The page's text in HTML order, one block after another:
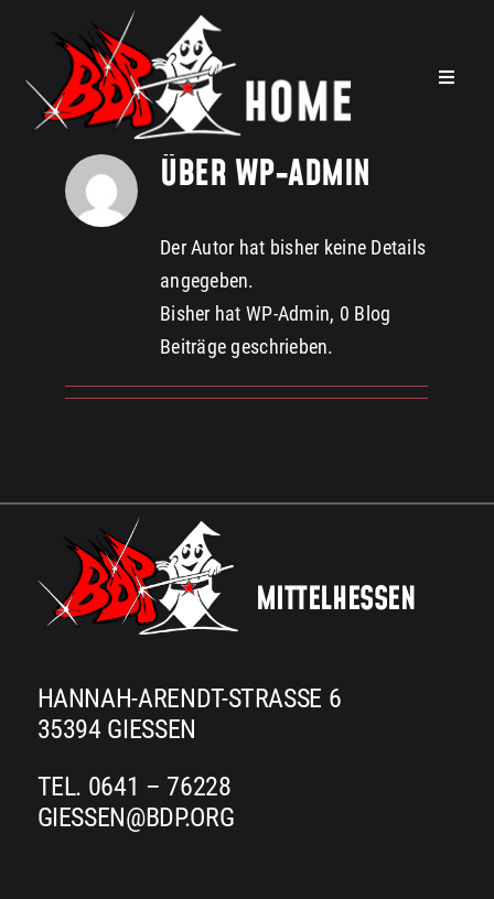
springen
Toggle
Wir über uns
Theaterfabrik
Kontakt
ÜBER WP-ADMIN
Der Autor hat bisher keine Details
angegeben.
Bisher hat WP-Admin, 0 Blog
Beiträge geschrieben.
MITTELHESSEN
HANNAH-ARENDT-STRASSE 6
35394 GIESSEN
TEL. 0641 – 76228
GIESSEN@BDP.ORG